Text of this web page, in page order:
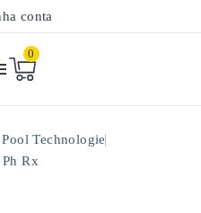
conta
0
Pool Technologie
Rx